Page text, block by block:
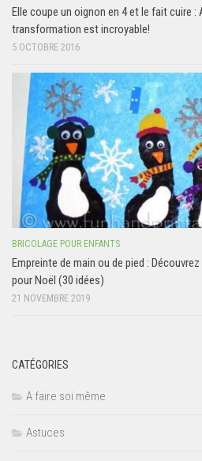
Elle coupe un oignon en 4 et le fait cuire :
transformation est incroyable!
5 OCTOBRE 2016
BRICOLAGE POUR ENFANTS
Empreinte de main ou de pied :
pour Noël (30 idées)
21 NOVEMBRE 2019
CATÉGORIES
A faire soi même
Astuces